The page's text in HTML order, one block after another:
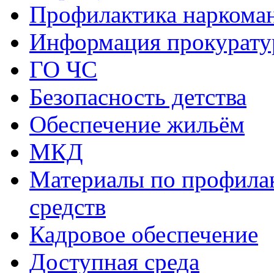
Профилактика
Информация
ГО ЧС
Безопасность детства
Обеспечение жильём
МКД
Материалы по
средств
Кадровое обеспечение
Доступная среда